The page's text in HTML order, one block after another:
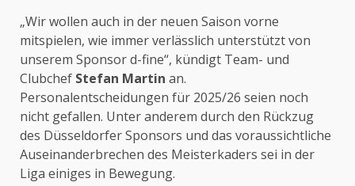
„Wir wollen auch in der neuen Saison vorne
mitspielen, wie immer verlässlich unterstützt von
unserem Sponsor d-fine“, kündigt Team- und
Clubchef Stefan Martin an.
Personalentscheidungen für 2025/26 seien noch
nicht gefallen. Unter anderem durch den Rückzug
des Düsseldorfer Sponsors und das voraussichtliche
Auseinanderbrechen des Meisterkaders sei in der
Liga einiges in Bewegung.